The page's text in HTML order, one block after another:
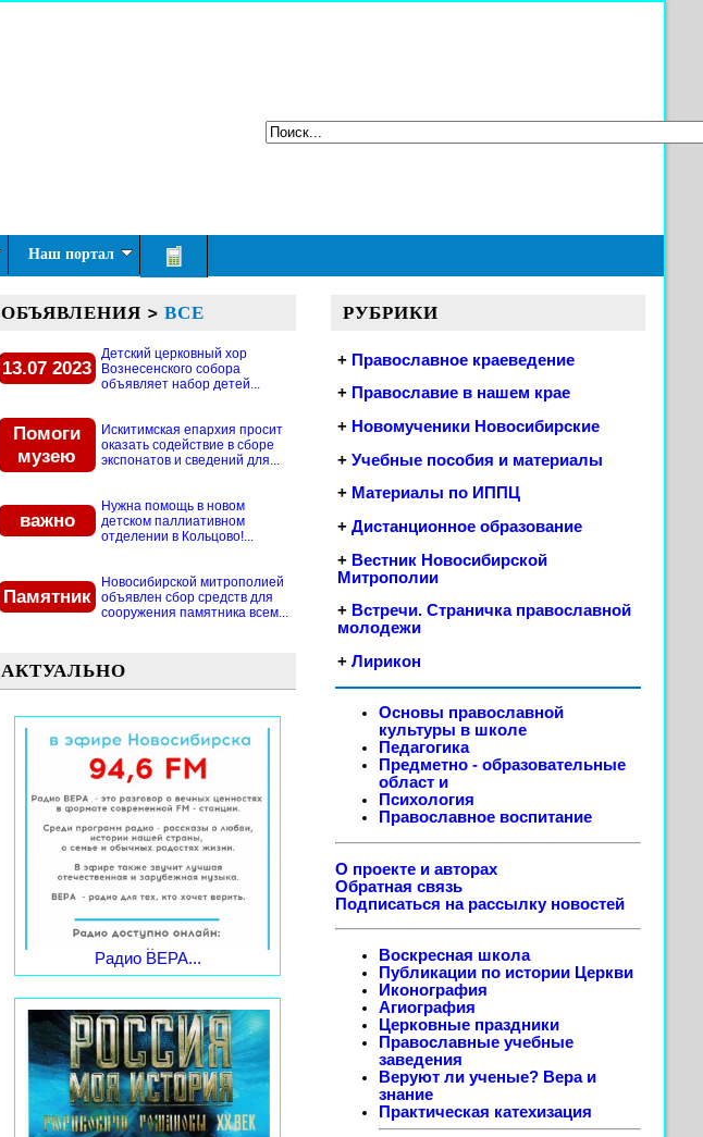
Наш портал
ОБЪЯВЛЕНИЯ > ВСЕ
13.07 2023
Детский церковный хор
Вознесенского собора
объявляет набор детей...
Помоги
музею
Искитимская епархия просит
оказать содействие в сборе
экспонатов и сведений для...
важно
Нужна помощь в новом
детском паллиативном
отделении в Кольцово!...
Памятник
Новосибирской митрополией
объявлен сбор средств для
сооружения памятника всем...
АКТУАЛЬНО
Радио ВЕРА...
РУБРИКИ
+ Православное краеведение
+ Православие в нашем крае
+ Новомученики Новосибирские
+ Учебные пособия и материалы
+ Материалы по ИППЦ
+ Дистанционное образование
+ Вестник Новосибирской
Митрополии
+ Встречи. Страничка православной
молодежи
+ Лирикон
Основы православной
культуры в школе
Педагогика
Предметно - образовательные
област и
Психология
Православное воспитание
О проекте и авторах
Обратная связь
Подписаться на рассылку новостей
Воскресная школа
Публикации по истории Церкви
Иконография
Агиография
Церковные праздники
Православные учебные
заведения
Веруют ли ученые? Вера и
знание
Практическая катехизация